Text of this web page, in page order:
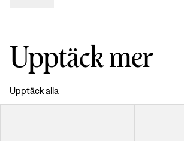
Upptäck mer
Upptäck alla